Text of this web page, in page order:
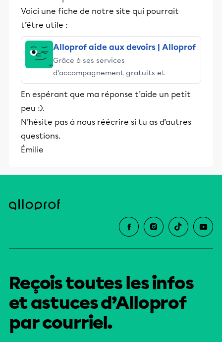
Voici une fiche de notre site qui pourrait
t’être utile :
Alloprof aide aux devoirs | Alloprof
Grâce à ses services
d’accompagnement gratuits et
stimulants, Alloprof engage les élèves
et leurs parents dans la réussite
En espérant que ma réponse t’aide un petit
peu :).
N’hésite pas à nous réécrire si tu as d’autres
questions.
Émilie
Reçois toutes les infos
et astuces d’Alloprof
par courriel.